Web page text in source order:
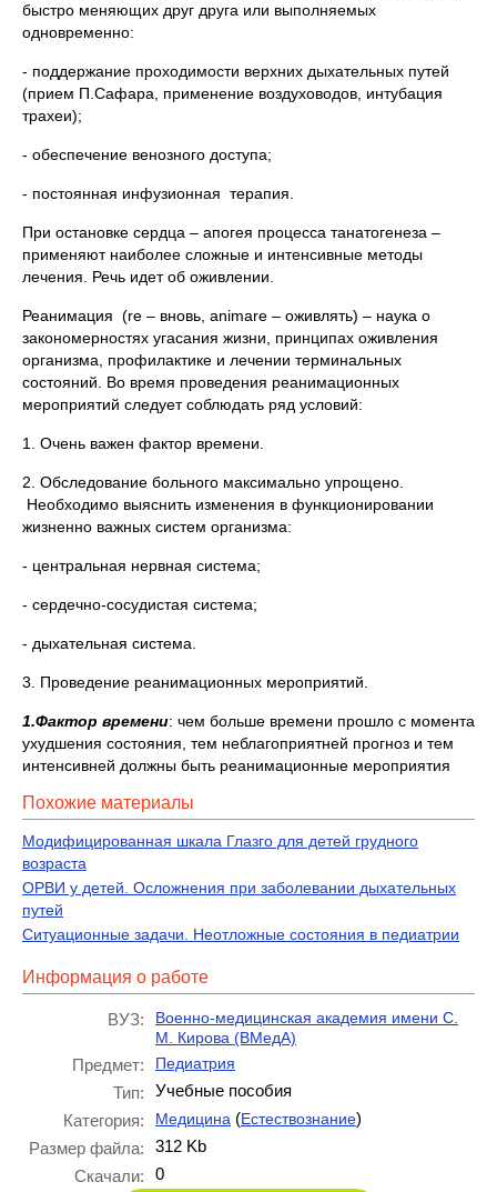
быстро меняющих друг друга или выполняемых
одновременно:
- поддержание проходимости верхних дыхательных путей
(прием П.Сафара, применение воздуховодов, интубация
трахеи);
- обеспечение венозного доступа;
- постоянная инфузионная терапия.
При остановке сердца – апогея процесса танатогенеза –
применяют наиболее сложные и интенсивные методы
лечения. Речь идет об оживлении.
Реанимация (re – вновь, animare – оживлять) – наука о
закономерностях угасания жизни, принципах оживления
организма, профилактике и лечении терминальных
состояний. Во время проведения реанимационных
мероприятий следует соблюдать ряд условий:
1. Очень важен фактор времени.
2. Обследование больного максимально упрощено.
Необходимо выяснить изменения в функционировании
жизненно важных систем организма:
- центральная нервная система;
- сердечно-сосудистая система;
- дыхательная система.
3. Проведение реанимационных мероприятий.
1.Фактор времени: чем больше времени прошло с момента
ухудшения состояния, тем неблагоприятней прогноз и тем
интенсивней должны быть реанимационные мероприятия
Похожие материалы
Модифицированная шкала Глазго для детей грудного
возраста
ОРВИ у детей. Осложнения при заболевании дыхательных
путей
Ситуационные задачи. Неотложные состояния в педиатрии
Информация о работе
ВУЗ:
Военно-медицинская академия имени С.
М. Кирова (ВМедА)
Предмет: Педиатрия
Тип:
Учебные пособия
Категория:
Медицина (Естествознание)
Размер файла:
312 Kb
Скачали:
0